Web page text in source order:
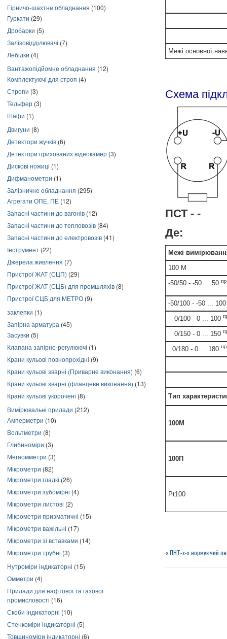
Гірничо-шахтне обладнання (100)
Гуркати (29)
Дробарки (5)
Залізовідділювачі (7)
Лебідки (4)
Вантажопідйомне обладнання (12)
Комплектуючі для строп (4)
Стропи (3)
Тельфер (3)
Шафи (1)
Двигуни (8)
Детектори жучків (6)
Детектори прихованих відеокамер (3)
Дискові ножиці (1)
Дифманометри (1)
Залізничне обладнання (295)
Агрегати ОПЕ, ПЕ (12)
Запасні частини до вагонів (12)
Запасні частини до тепловозів (84)
Запасні частини до електровозів (41)
Інструмент (22)
Джерела живлення (7)
Пристрої ЖАТ (СЦП) (29)
Пристрої ЖАТ (СЦБ) для промшляхів (8)
Пристрої СЦБ для МЕТРО (9)
заклепки (1)
Запірна арматура (45)
Засувки (5)
Клапана запірно-регулюючі (1)
Крани кульові повнопрохідні (9)
Крани кульові зварні (Приварне виконання) (6)
Крани кульові зварні (фланцеве виконання) (13)
Крани кульові укорочені (8)
Вимірювальні прилади (212)
Амперметри (10)
Вольтметри (8)
Глибиноміри (3)
Мегаомметри (3)
Мікрометри (82)
Мікрометри гладкі (26)
Мікрометри зубомірні (4)
Мікрометри листові (2)
Мікрометри призматичні (15)
Мікрометри важільні (17)
Мікрометри зі вставками (14)
Мікрометри трубні (3)
Нутроміри індикаторні (15)
Омметри (4)
Прилади для нафтової та газової
промисловості (16)
Скоби індикаторні (10)
Стенкоміри індикаторні (5)
Товщиноміри індикаторні (6)
Межі основної
Схема
ПСТ - -
Де:
Межі
100 М
-50/50 - -50 ... 50
-50/100 - -50 ...
0/100 - 0 ... 100
0/150 - 0 ... 150
0/180 - 0 ... 180
Тип
100М
100П
Pt100
«ПНТ-х-х нормуючий